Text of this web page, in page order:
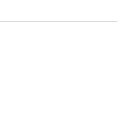
du trafic